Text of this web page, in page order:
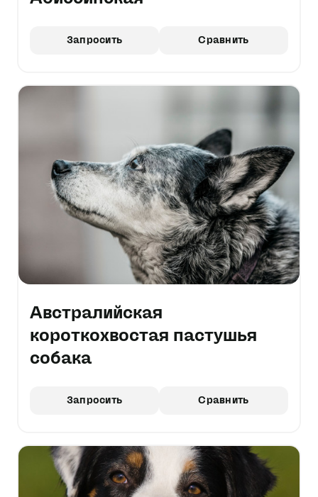
Запросить Сравнить
Австралийская
короткохвостая пастушья
собака
Запросить Сравнить